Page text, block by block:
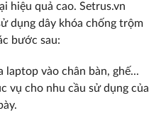
hiệu quả cao. Setrus.vn
dụng dây khóa chống trộm
bước sau:
laptop vào chân bàn, ghế...
vụ cho nhu cầu sử dụng của